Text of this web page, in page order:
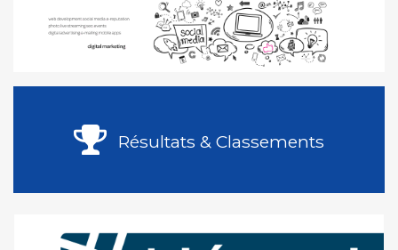
Résultats & Classements